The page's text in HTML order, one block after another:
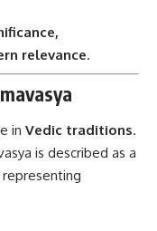
relevance.
in Vedic traditions.
is described as a
representing